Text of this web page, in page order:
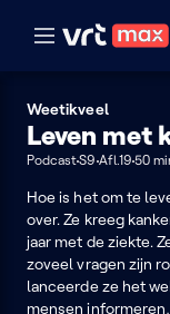
Naar hoofdinhoud
Weetikveel
Leven met
PodcastS9 Afl.19 50
Hoe is het om te
over. Ze kreeg
jaar met de ziekte.
zoveel vragen zijn
lanceerde ze het
mensen